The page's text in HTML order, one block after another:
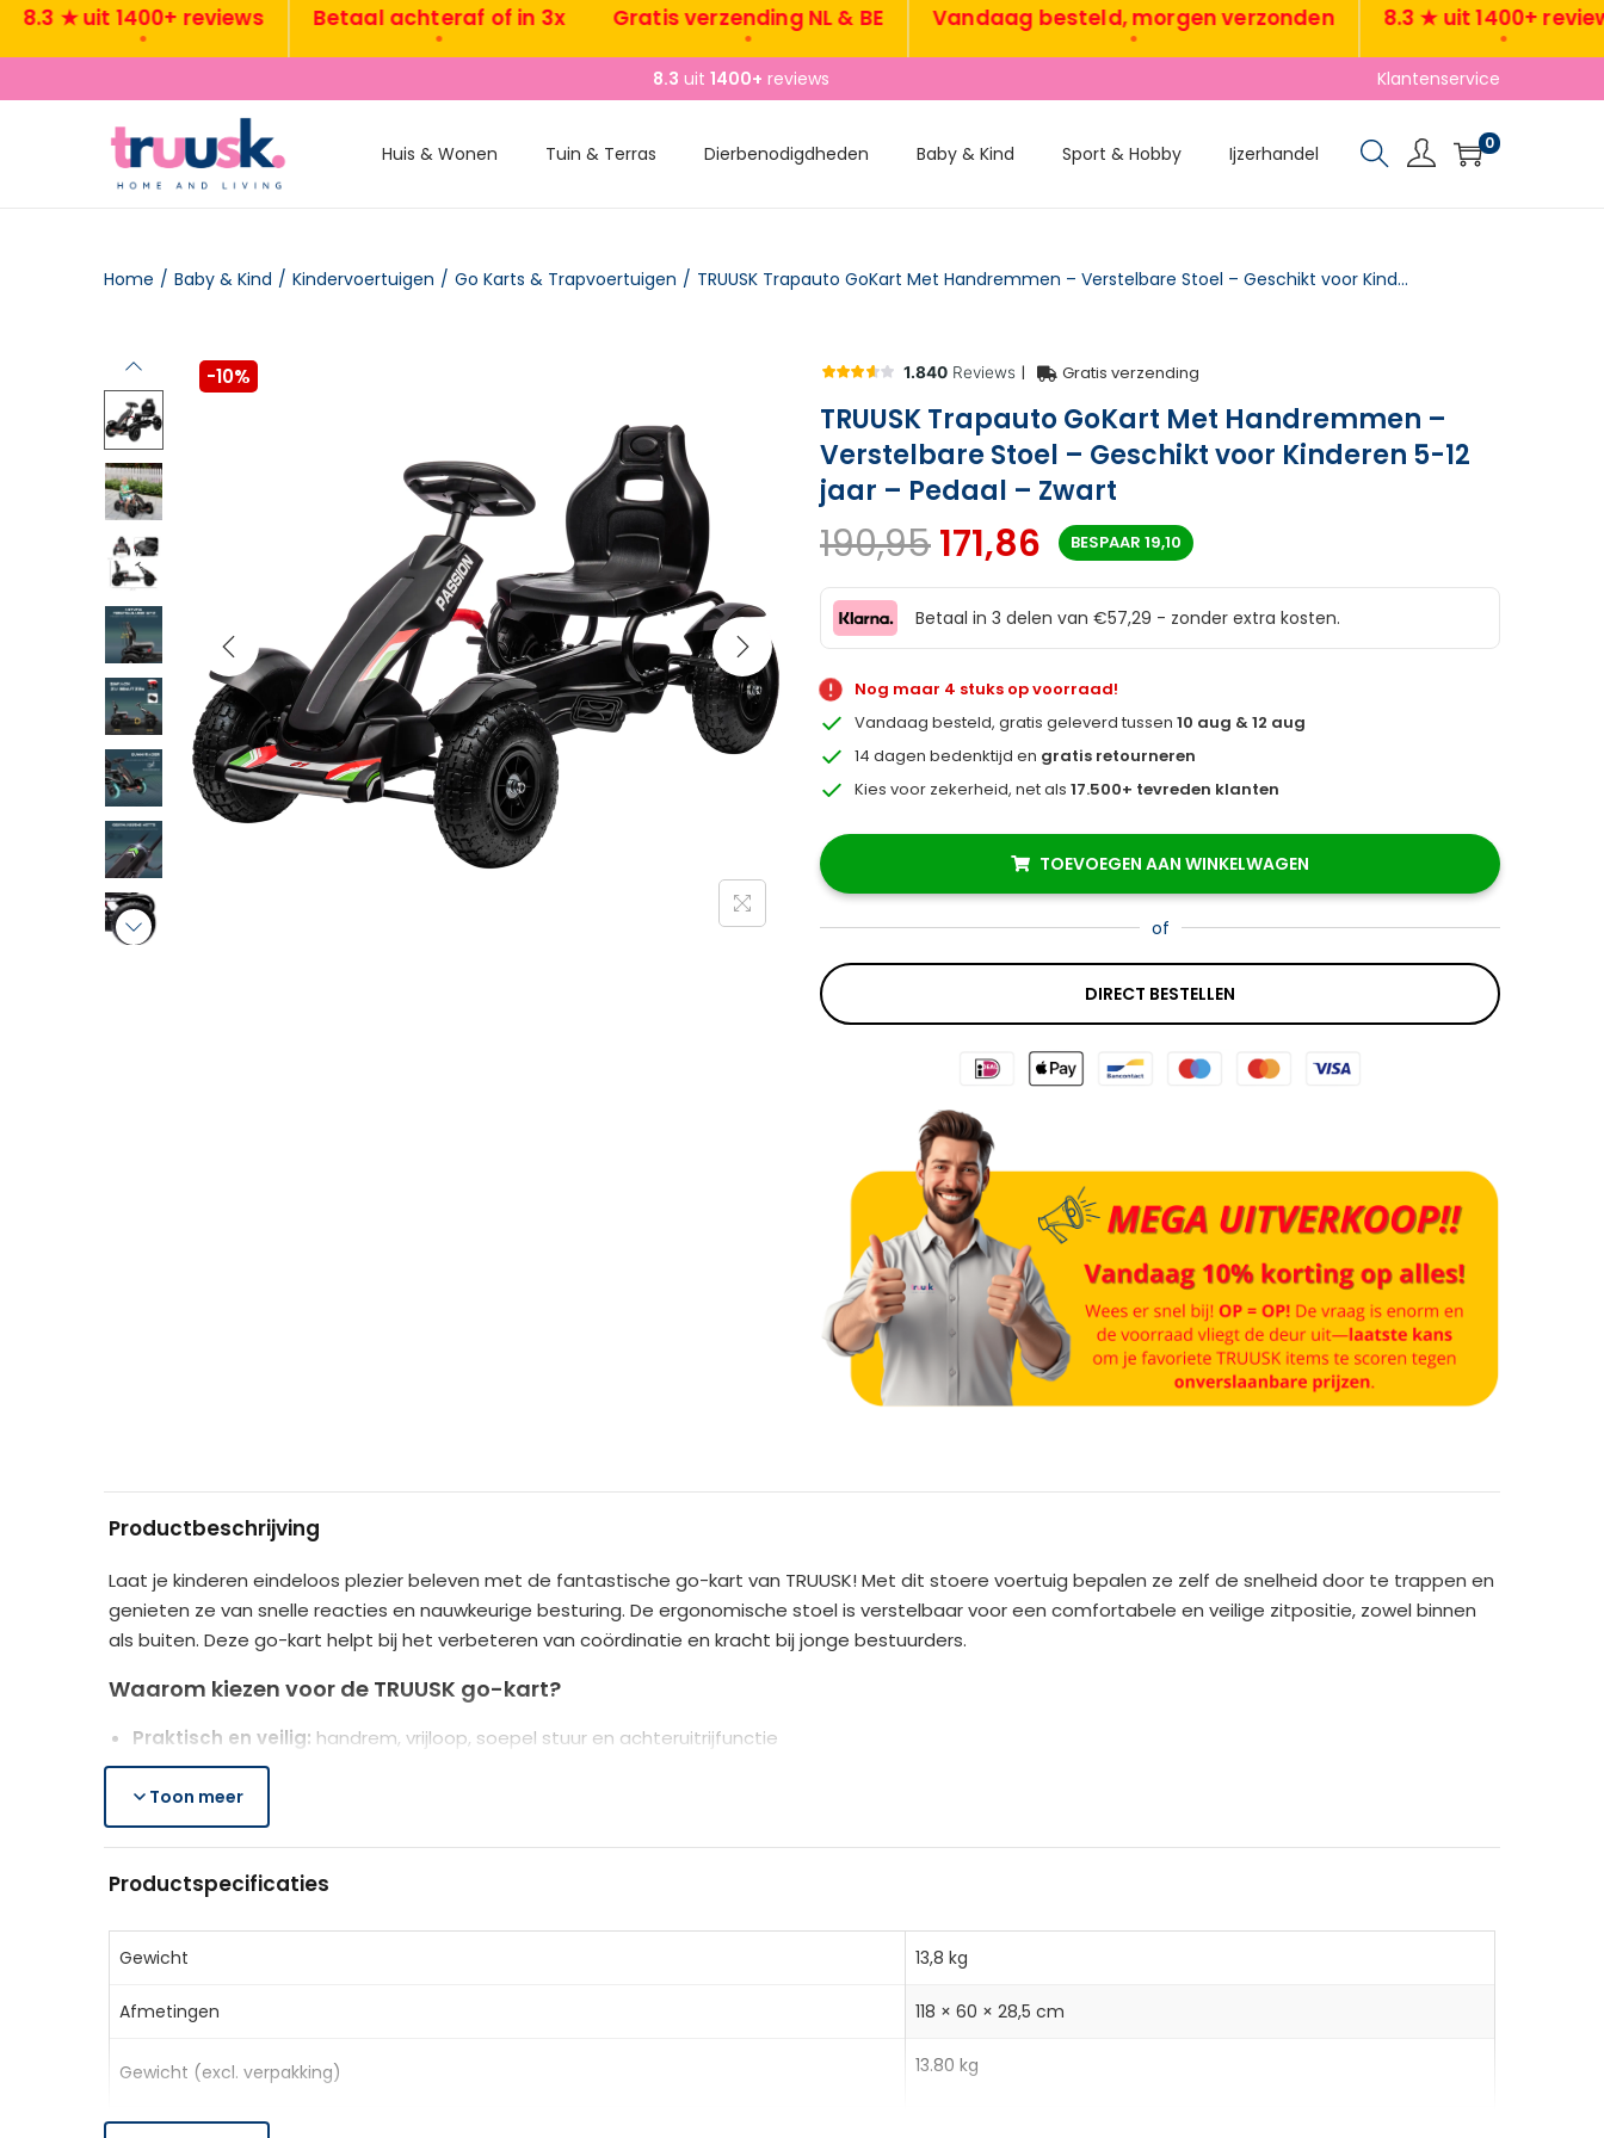
★ uit 1400+ reviews Betaal achteraf of in 3x Gratis verzending NL & BE Vandaag besteld, morgen verzonden 8.3 ★ uit 1400+ reviews
8.3 uit 1400+ reviews Klantenservice
Huis & Wonen Tuin & Terras Dierbenodigdheden Baby & Kind Sport & Hobby Ijzerhandel 0
Home / Baby & Kind / Kindervoertuigen / Go Karts & Trapvoertuigen / TRUUSK Trapauto GoKart Met Handremmen – Verstelbare Stoel – Geschikt voor Kinderen 5-12 jaar – Pedaal – Zwart
-10% | Gratis verzending
TRUUSK Trapauto GoKart Met Handremmen –
Verstelbare Stoel – Geschikt voor Kinderen 5-12
jaar – Pedaal – Zwart
190,95171,86 BESPAAR 19,10
Betaal in 3 delen van €57,29 - zonder extra kosten.
Nog maar 4 stuks op voorraad!
Vandaag besteld, gratis geleverd tussen10 aug & 12 aug
14 dagen bedenktijd en gratis retourneren
Kies voor zekerheid, net als17.500+ tevreden klanten
TOEVOEGEN AAN WINKELWAGEN
of
DIRECT BESTELLEN
r
n
a
Productbeschrijving
Laat je kinderen eindeloos plezier beleven met de fantastische go-kart van TRUUSK! Met dit stoere voertuig bepalen ze zelf de snelheid door te trappen en
genieten ze van snelle reacties en nauwkeurige besturing. De ergonomische stoel is verstelbaar voor een comfortabele en veilige zitpositie, zowel binnen
als buiten. Deze go-kart helpt bij het verbeteren van coördinatie en kracht bij jonge bestuurders.
Waarom kiezen voor de TRUUSK go-kart?
Praktisch en veilig: handrem, vrijloop, soepel stuur en achteruitrijfunctie
Comfortabel:3-voudig verstelbare zitschaal voor de perfecte zitpositie
Duurzaam en veelzijdig:
Productspecificaties
Kleur:Zwart
Materiaal:Kunststof, Metaal
Totale afmetingen:
Afmetingen rugleuning:
Draagvermogen:50 kg
Toon meer
Productspecificaties
Gewicht 13,8 kg
Afmetingen 118 × 60 × 28,5 cm
Gewicht (excl. verpakking) 13.80 kg